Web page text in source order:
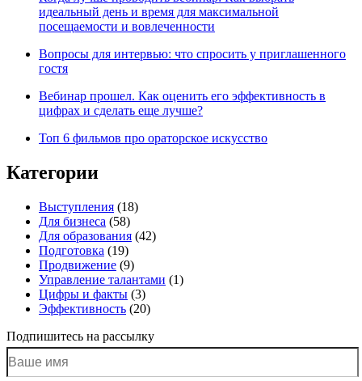
идеальный день и время для максимальной
посещаемости и вовлеченности
Вопросы для интервью: что спросить у приглашенного
гостя
Вебинар прошел. Как оценить его эффективность в
цифрах и сделать еще лучше?
Топ 6 фильмов про ораторское искусство
Категории
Выступления (18)
Для бизнеса (58)
Для образования (42)
Подготовка (19)
Продвижение (9)
Управление талантами (1)
Цифры и факты (3)
Эффективность (20)
Подпишитесь на рассылку